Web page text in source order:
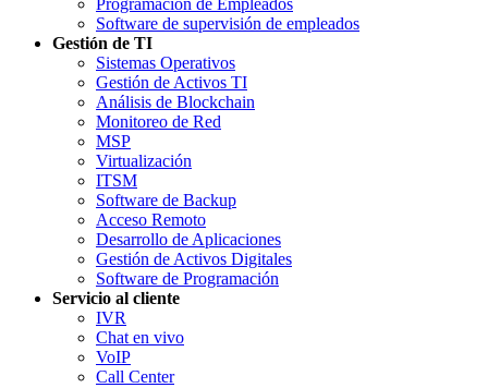
Programación de Empleados
Software de supervisión de empleados
Gestión de TI
Sistemas Operativos
Gestión de Activos TI
Análisis de Blockchain
Monitoreo de Red
MSP
Virtualización
ITSM
Software de Backup
Acceso Remoto
Desarrollo de Aplicaciones
Gestión de Activos Digitales
Software de Programación
Servicio al cliente
IVR
Chat en vivo
VoIP
Call Center